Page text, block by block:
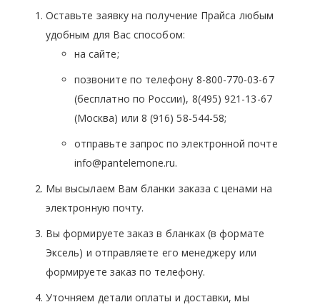
Оставьте заявку на получение Прайса любым
удобным для Вас способом:
на сайте;
позвоните по телефону 8-800-770-03-67
(бесплатно по России), 8(495) 921-13-67
(Москва) или 8 (916) 58-544-58;
отправьте запрос по электронной почте
info@pantelemone.ru.
Мы высылаем Вам бланки заказа с ценами на
электронную почту.
Вы формируете заказ в бланках (в формате
Эксель) и отправляете его менеджеру или
формируете заказ по телефону.
Уточняем детали оплаты и доставки, мы